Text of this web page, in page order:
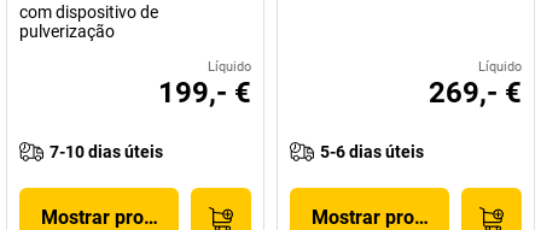
com dispositivo de
pulverização
Líquido
199,- €
7-10 dias úteis
Mostrar produto
Líquido
269,- €
5-6 dias úteis
Mostrar produto